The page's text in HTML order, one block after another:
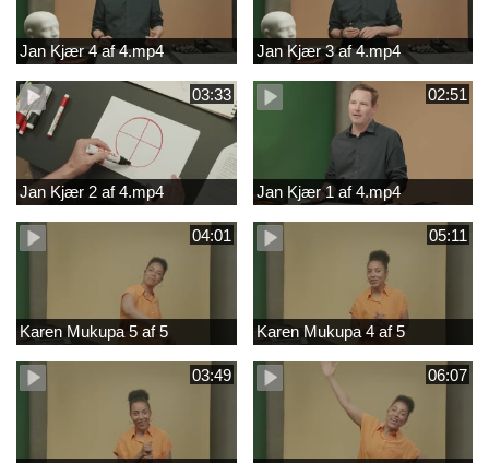
Jan Kjær 4 af 4.mp4 Jan Kjær 3 af 4.mp4
03:33
Jan Kjær 2 af 4.mp4
02:51
Jan Kjær 1 af 4.mp4
04:01
Karen Mukupa 5 af 5
05:11
Karen Mukupa 4 af 5
03:49 06:07